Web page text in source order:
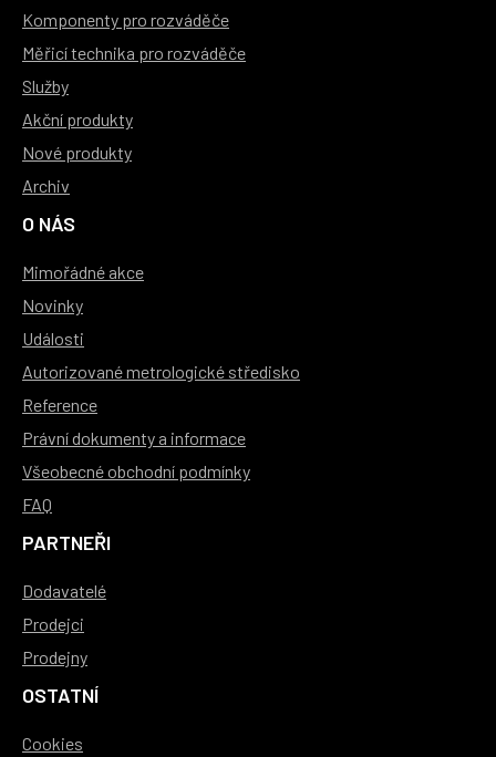
Komponenty pro rozváděče
Měřicí technika pro rozváděče
Služby
Akční produkty
Nové produkty
Archiv
O NÁS
Mimořádné akce
Novinky
Události
Autorizované metrologické středisko
Reference
Právní dokumenty a informace
Všeobecné obchodní podmínky
FAQ
PARTNEŘI
Dodavatelé
Prodejci
Prodejny
OSTATNÍ
Cookies